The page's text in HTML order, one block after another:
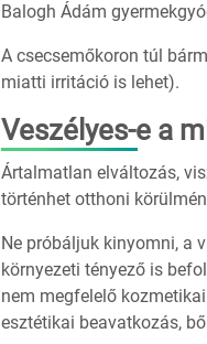
Balogh Ádám
A csecsemőkoron túl
miatti irritáció is lehet).
Veszélyes-e a
Ártalmatlan elváltozás,
történhet otthoni
Ne próbáljuk kinyomni, a
környezeti tényező is
nem megfelelő
esztétikai beavatkozás,